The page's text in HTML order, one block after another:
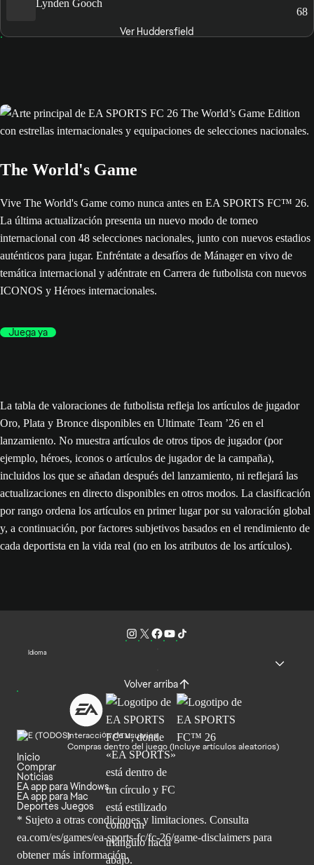
Lynden Gooch
68
Ver Huddersfield
The World's Game
Vive The World's Game como nunca antes en EA SPORTS FC™ 26.
La última actualización presenta un nuevo modo de torneo
internacional con 48 selecciones nacionales, junto con nuevos estadios
auténticos para jugar. Enfréntate a desafíos de Mánager en vivo de
temática internacional y adéntrate en Carrera de futbolista con nuevos
ICONOS y Héroes internacionales.
Juega ya
La tabla de valoraciones de futbolista refleja los artículos de jugador
Oro, Plata y Bronce disponibles en Ultimate Team ’26 en el
lanzamiento. No muestra artículos de otros tipos de jugador (por
ejemplo, héroes, iconos o artículos de jugador de la campaña),
incluidos los que se añadan después del lanzamiento, ni reflejará las
actualizaciones en directo disponibles en otros modos. La clasificación
por rango ordena los artículos en primer lugar por su valoración global
y, a continuación, por factores subjetivos basados en el rendimiento de
cada deportista en la vida real (no en los atributos de los artículos).
Idioma
Volver arriba
Interacción de usuarios
Compras dentro del juego (Incluye artículos aleatorios)
Inicio
Comprar
Noticias
EA app para Windows
EA app para Mac
Deportes Juegos
* Sujeto a otras condiciones y limitaciones. Consulta
ea.com/es/games/ea-sports-fc/fc-26/game-disclaimers para
obtenermás información.